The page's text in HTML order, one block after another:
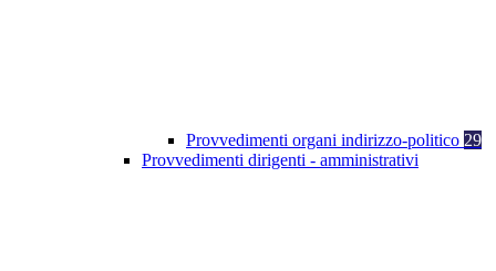
Provvedimenti organi indirizzo-politico 29
Provvedimenti dirigenti - amministrativi